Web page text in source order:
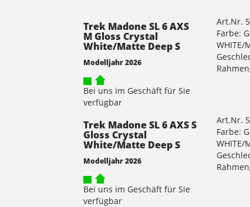
Trek Madone SL 6 AXS
M Gloss Crystal
White/Matte Deep S
Modelljahr 2026
Bei uns im Geschäft für Sie
verfügbar
Art.Nr.
Farbe:
WHITE/
Trek Madone SL 6 AXS S
Gloss Crystal
White/Matte Deep S
Modelljahr 2026
Bei uns im Geschäft für Sie
verfügbar
Art.Nr.
Farbe:
WHITE/